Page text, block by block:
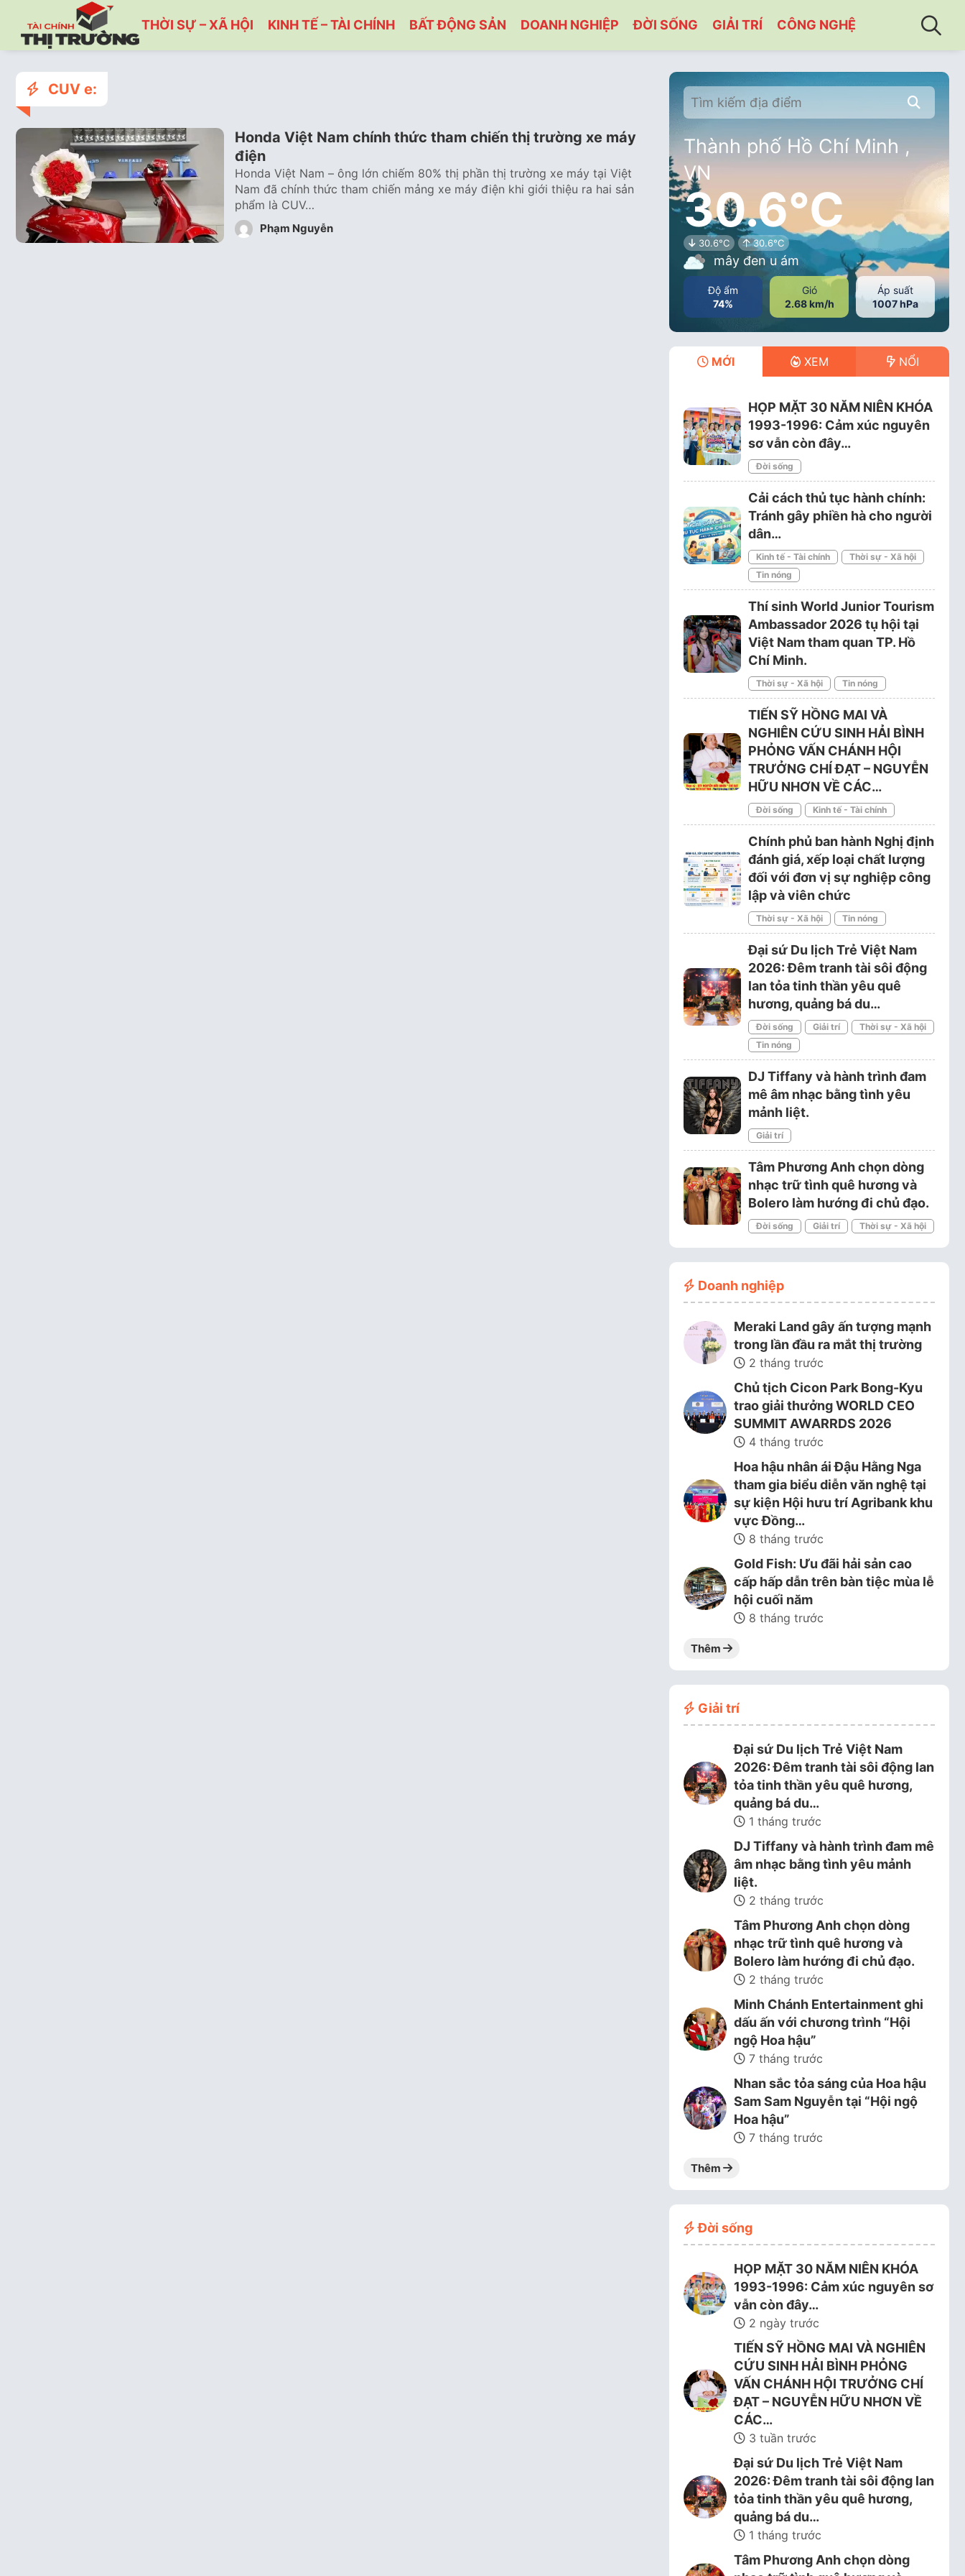
THỜI SỰ – XÃ HỘI KINH TẾ – TÀI CHÍNH BẤT ĐỘNG SẢN DOANH NGHIỆP ĐỜI SỐNG GIẢI TRÍ CÔNG NGHỆ
CUV e:
Honda Việt Nam chính thức tham chiến thị trường xe máy
điện
Honda Việt Nam – ông lớn chiếm 80% thị phần thị trường xe máy tại Việt
Nam đã chính thức tham chiến mảng xe máy điện khi giới thiệu ra hai sản
phẩm là CUV…
Phạm Nguyễn
Thành phố Hồ Chí Minh ,
VN
30.6°C
30.6°C 30.6°C
mây đen u ám
Độ ẩm
74%
Gió
2.68 km/h
Áp suất
1007 hPa
MỚI XEM NỔI
HỌP MẶT 30 NĂM NIÊN KHÓA
1993-1996: Cảm xúc nguyên
sơ vẫn còn đây…
Đời sống
Cải cách thủ tục hành chính:
Tránh gây phiền hà cho người
dân…
Kinh tế - Tài chính
Thời sự - Xã hội
Tin nóng
Thí sinh World Junior Tourism
Ambassador 2026 tụ hội tại
Việt Nam tham quan TP. Hồ
Chí Minh.
Thời sự - Xã hội Tin nóng
TIẾN SỸ HỒNG MAI VÀ
NGHIÊN CỨU SINH HẢI BÌNH
PHỎNG VẤN CHÁNH HỘI
TRƯỞNG CHÍ ĐẠT – NGUYỄN
HỮU NHƠN VỀ CÁC…
Đời sống Kinh tế - Tài chính
Chính phủ ban hành Nghị định
đánh giá, xếp loại chất lượng
đối với đơn vị sự nghiệp công
lập và viên chức
Thời sự - Xã hội Tin nóng
Đại sứ Du lịch Trẻ Việt Nam
2026: Đêm tranh tài sôi động
lan tỏa tinh thần yêu quê
hương, quảng bá du…
Đời sống Giải trí
Thời sự - Xã hội
Tin nóng
DJ Tiffany và hành trình đam
mê âm nhạc bằng tình yêu
mảnh liệt.
Giải trí
Tâm Phương Anh chọn dòng
nhạc trữ tình quê hương và
Bolero làm hướng đi chủ đạo.
Đời sống Giải trí Thời sự - Xã hội
Doanh nghiệp
Meraki Land gây ấn tượng mạnh
trong lần đầu ra mắt thị trường
2 tháng trước
Chủ tịch Cicon Park Bong-Kyu
trao giải thưởng WORLD CEO
SUMMIT AWARRDS 2026
4 tháng trước
Hoa hậu nhân ái Đậu Hằng Nga
tham gia biểu diễn văn nghệ tại
sự kiện Hội hưu trí Agribank khu
vực Đồng…
8 tháng trước
Gold Fish: Ưu đãi hải sản cao
cấp hấp dẫn trên bàn tiệc mùa lễ
hội cuối năm
8 tháng trước
Thêm
Giải trí
Đại sứ Du lịch Trẻ Việt Nam
2026: Đêm tranh tài sôi động lan
tỏa tinh thần yêu quê hương,
quảng bá du…
1 tháng trước
DJ Tiffany và hành trình đam mê
âm nhạc bằng tình yêu mảnh
liệt.
2 tháng trước
Tâm Phương Anh chọn dòng
nhạc trữ tình quê hương và
Bolero làm hướng đi chủ đạo.
2 tháng trước
Minh Chánh Entertainment ghi
dấu ấn với chương trình “Hội
ngộ Hoa hậu”
7 tháng trước
Nhan sắc tỏa sáng của Hoa hậu
Sam Sam Nguyễn tại “Hội ngộ
Hoa hậu”
7 tháng trước
Thêm
Đời sống
HỌP MẶT 30 NĂM NIÊN KHÓA
1993-1996: Cảm xúc nguyên sơ
vẫn còn đây…
2 ngày trước
TIẾN SỸ HỒNG MAI VÀ NGHIÊN
CỨU SINH HẢI BÌNH PHỎNG
VẤN CHÁNH HỘI TRƯỞNG CHÍ
ĐẠT – NGUYỄN HỮU NHƠN VỀ
CÁC…
3 tuần trước
Đại sứ Du lịch Trẻ Việt Nam
2026: Đêm tranh tài sôi động lan
tỏa tinh thần yêu quê hương,
quảng bá du…
1 tháng trước
Tâm Phương Anh chọn dòng